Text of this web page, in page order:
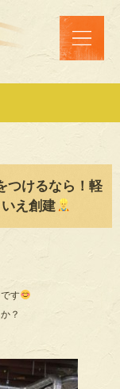
つけるなら！軽
え創建
す
？